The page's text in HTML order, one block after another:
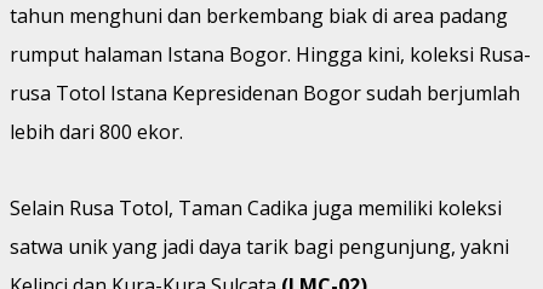
tahun menghuni dan berkembang biak di area padang
rumput halaman Istana Bogor. Hingga kini, koleksi Rusa-
rusa Totol Istana Kepresidenan Bogor sudah berjumlah
lebih dari 800 ekor.
Selain Rusa Totol, Taman Cadika juga memiliki koleksi
satwa unik yang jadi daya tarik bagi pengunjung, yakni